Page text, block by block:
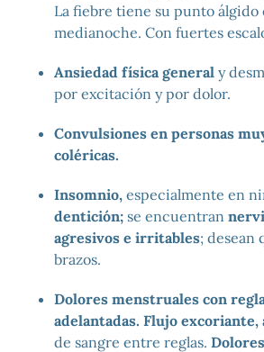
La fiebre tiene su punto álgido
medianoche. Con fuertes
Ansiedad física general y
por excitación y por dolor.
Convulsiones en personas
coléricas.
Insomnio, especialmente en
dentición; se encuentran
agresivos e irritables; desean
brazos.
Dolores menstruales con
adelantadas. Flujo excoriante,
de sangre entre reglas.